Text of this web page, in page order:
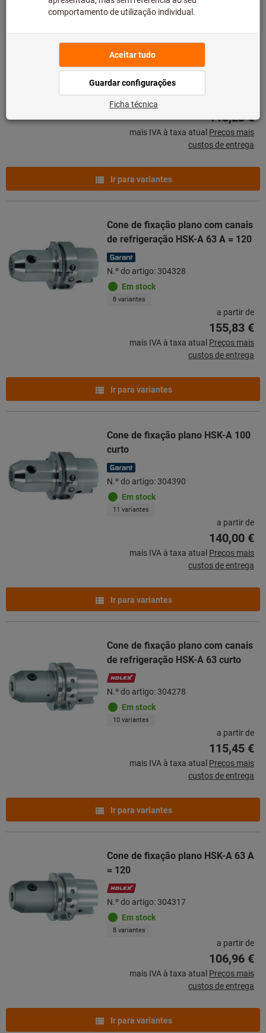
Cone de fixação plano HSK-A 63 A
N.º do artigo: 304309
8 variantes
118,23 €
mais IVA à taxa atual Preços mais
custos de entrega
Ir para variantes
Cone de fixação plano com canais
de refrigeração HSK-A 63 A = 120
N.º do artigo: 304328
Em stock
8 variantes
a partir de
155,83 €
mais IVA à taxa atual Preços mais
custos de entrega
Ir para variantes
Cone de fixação plano HSK-A 100
curto
N.º do artigo: 304390
Em stock
11 variantes
a partir de
140,00 €
mais IVA à taxa atual Preços mais
custos de entrega
Ir para variantes
Cone de fixação plano com canais
de refrigeração HSK-A 63 curto
N.º do artigo: 304278
Em stock
10 variantes
a partir de
115,45 €
mais IVA à taxa atual Preços mais
custos de entrega
Ir para variantes
Cone de fixação plano HSK-A 63 A
= 120
N.º do artigo: 304317
Em stock
8 variantes
a partir de
106,96 €
mais IVA à taxa atual Preços mais
custos de entrega
Ir para variantes